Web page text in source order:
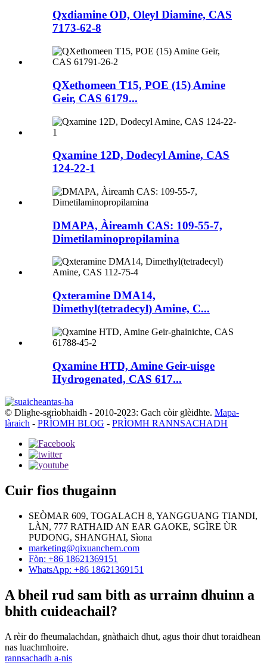
Qxdiamine OD, Oleyl Diamine, CAS
7173-62-8
QXethomeen T15, POE (15) Amine
Geir, CAS 6179...
Qxamine 12D, Dodecyl Amine, CAS
124-22-1
DMAPA, Àireamh CAS: 109-55-7,
Dimetilaminopropilamina
Qxteramine DMA14,
Dimethyl(tetradecyl) Amine, C...
Qxamine HTD, Amine Geir-uisge
Hydrogenated, CAS 617...
© Dlighe-sgrìobhaidh - 2010-2023: Gach còir glèidhte. Mapa-
làraich - PRÌOMH BLOG - PRÌOMH RANNSACHADH
Cuir fios thugainn
SEÒMAR 609, TOGALACH 8, YANGGUANG TIANDI,
LÀN, 777 RATHAID AN EAR GAOKE, SGÌRE ÙR
PUDONG, SHANGHAI, Sìona
marketing@qixuanchem.com
Fòn: +86 18621369151
WhatsApp: +86 18621369151
A bheil rud sam bith as urrainn dhuinn a
bhith cuideachail?
A rèir do fheumalachdan, gnàthaich dhut, agus thoir dhut toraidhean
nas luachmhoire.
rannsachadh a-nis